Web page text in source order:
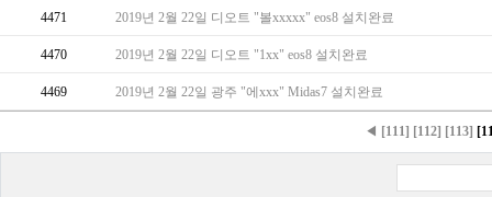
4471 2019년 2월 22일 디오트 "볼xxxxx" eos8 설치완료
4470 2019년 2월 22일 디오트 "1xx" eos8 설치완료
4469 2019년 2월 22일 광주 "에xxx" Midas7 설치완료
◀ [111] [112] [113]